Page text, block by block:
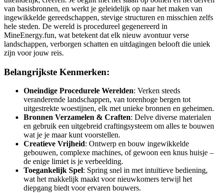
van basisbronnen, en werkt je geleidelijk op naar het maken van
ingewikkelde gereedschappen, stevige structuren en misschien zelfs
hele steden. De wereld is procedureel gegenereerd in
MineEnergy.fun, wat betekent dat elk nieuw avontuur verse
landschappen, verborgen schatten en uitdagingen belooft die uniek
zijn voor jouw reis.
Belangrijkste Kenmerken:
Oneindige Procedurele Werelden: Verken steeds
veranderende landschappen, van torenhoge bergen tot
uitgestrekte woestijnen, elk met unieke bronnen en geheimen.
Bronnen Verzamelen & Craften: Delve diverse materialen
en gebruik een uitgebreid craftingsysteem om alles te bouwen
wat je je maar kunt voorstellen.
Creatieve Vrijheid: Ontwerp en bouw ingewikkelde
gebouwen, complexe machines, of gewoon een knus huisje –
de enige limiet is je verbeelding.
Toegankelijk Spel: Spring snel in met intuïtieve bediening,
wat het makkelijk maakt voor nieuwkomers terwijl het
diepgang biedt voor ervaren bouwers.